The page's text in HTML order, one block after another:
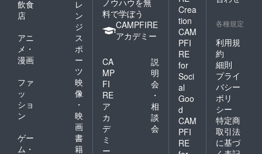
飲食
店
レ
ン
ジ
アニ
メ・
漫画
ス
ポ
ー
ツ
ファ
ッ
ショ
ン
映
像
・
映
画
ゲー
ム・
書
籍
ノウハウを無
料で学ぼう
CAMPFIRE
アカデミー
CA
MP
FI
RE
ア
カ
デ
ミ
ー
説
明
会
・
相
談
会
Crea
tion
CAM
PFI
RE
for
Soci
al
Goo
d
CAM
PFI
RE
各種規定
利用規
約
細則
プライ
バシー
ポリ
シー
特定商
取引法
に基づ